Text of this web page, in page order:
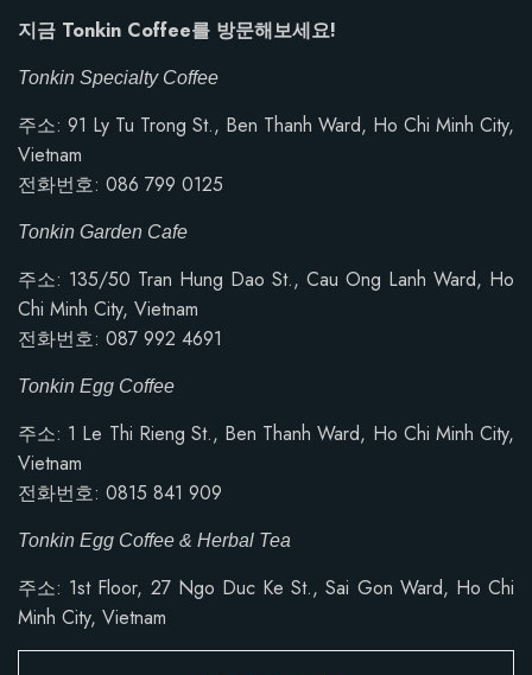
지금 Tonkin Coffee를 방문해보세요!
Tonkin Specialty Coffee
주소: 91 Ly Tu Trong St., Ben Thanh Ward, Ho Chi Minh City,
Vietnam
전화번호: 086 799 0125
Tonkin Garden Cafe
주소: 135/50 Tran Hung Dao St., Cau Ong Lanh Ward, Ho
Chi Minh City, Vietnam
전화번호: 087 992 4691
Tonkin Egg Coffee
주소: 1 Le Thi Rieng St., Ben Thanh Ward, Ho Chi Minh City,
Vietnam
전화번호: 0815 841 909
Tonkin Egg Coffee & Herbal Tea
주소: 1st Floor, 27 Ngo Duc Ke St., Sai Gon Ward, Ho Chi
Minh City, Vietnam